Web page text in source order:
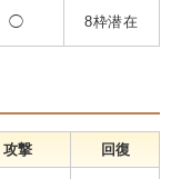
◯ 8枠潜在
攻撃 回復